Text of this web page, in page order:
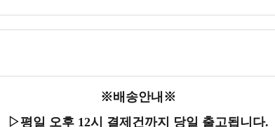
※배송안내※
▷평일 오후 12시 결제건까지 당일 출고됩니다.